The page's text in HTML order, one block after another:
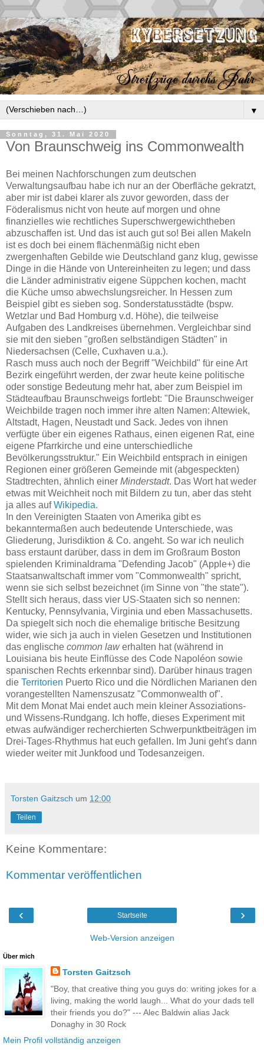
▼
Sonntag, 31. Mai 2020
Von Braunschweig ins Commonwealth
Bei meinen Nachforschungen zum deutschen
Verwaltungsaufbau habe ich nur an der Oberfläche gekratzt,
aber mir ist dabei klarer als zuvor geworden, dass der
Föderalismus nicht von heute auf morgen und ohne
finanzielles wie rechtliches Superschwergewichtheben
abzuschaffen ist. Und das ist auch gut so! Bei allen Makeln
ist es doch bei einem flächenmäßig nicht eben
zwergenhaften Gebilde wie Deutschland ganz klug, gewisse
Dinge in die Hände von Untereinheiten zu legen; und dass
die Länder administrativ eigene Süppchen kochen, macht
die Küche umso abwechslungsreicher. In Hessen zum
Beispiel gibt es sieben sog. Sonderstatusstädte (bspw.
Wetzlar und Bad Homburg v.d. Höhe), die teilweise
Aufgaben des Landkreises übernehmen. Vergleichbar sind
sie mit den sieben "großen selbständigen Städten" in
Niedersachsen (Celle, Cuxhaven u.a.).
Rasch muss auch noch der Begriff "Weichbild" für eine Art
Bezirk eingeführt werden, der zwar heute keine politische
oder sonstige Bedeutung mehr hat, aber zum Beispiel im
Städteaufbau Braunschweigs fortlebt: "Die Braunschweiger
Weichbilde tragen noch immer ihre alten Namen: Altewiek,
Altstadt, Hagen, Neustadt und Sack. Jedes von ihnen
verfügte über ein eigenes Rathaus, einen eigenen Rat, eine
eigene Pfarrkirche und eine unterschiedliche
Bevölkerungsstruktur." Ein Weichbild entsprach in einigen
Regionen einer größeren Gemeinde mit (abgespeckten)
Stadtrechten, ähnlich einer Minderstadt. Das Wort hat weder
etwas mit Weichheit noch mit Bildern zu tun, aber das steht
ja alles aufWikipedia.
In den Vereinigten Staaten von Amerika gibt es
bekanntermaßen auch bedeutende Unterschiede, was
Gliederung, Jurisdiktion & Co. angeht. So war ich neulich
bass erstaunt darüber, dass in dem im Großraum Boston
spielenden Kriminaldrama "Defending Jacob" (Apple+) die
Staatsanwaltschaft immer vom "Commonwealth" spricht,
wenn sie sich selbst bezeichnet (im Sinne von "the state").
Stellt sich heraus, dass vier US-Staaten sich so nennen:
Kentucky, Pennsylvania, Virginia und eben Massachusetts.
Da spiegelt sich noch die ehemalige britische Besitzung
wider, wie sich ja auch in vielen Gesetzen und Institutionen
das englische common lawerhalten hat (während in
Louisiana bis heute Einflüsse des Code Napoléon sowie
spanischen Rechts erkennbar sind). Darüber hinaus tragen
die Territorien Puerto Rico und die Nördlichen Marianen den
vorangestellten Namenszusatz "Commonwealth of".
Mit dem Monat Mai endet auch mein kleiner Assoziations-
und Wissens-Rundgang. Ich hoffe, dieses Experiment mit
etwas aufwändiger recherchierten Schwerpunktbeiträgen im
Drei-Tages-Rhythmus hat euch gefallen. Im Juni geht's dann
wieder weiter mit Junkfood und Todesanzeigen.
Torsten Gaitzsch um 12:00
Teilen
Keine Kommentare:
Kommentar veröffentlichen
‹ ›
Startseite
Web-Version anzeigen
Über mich
Torsten Gaitzsch
"Boy, that creative thing you guys do: writing jokes for a
living, making the world laugh... What do your dads tell
their friends you do?" --- Alec Baldwin alias Jack
Donaghy in 30 Rock
Mein Profil vollständig anzeigen